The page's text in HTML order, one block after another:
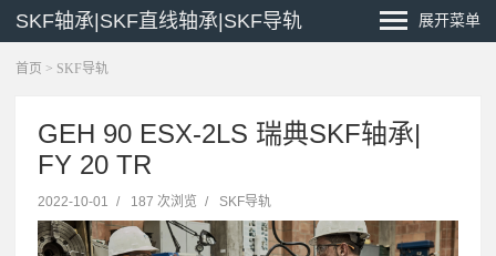
SKF轴承|SKF直线轴承|SKF导轨 展开菜单
首页 > SKF导轨
GEH 90 ESX-2LS 瑞典SKF轴承|
FY 20 TR
2022-10-01 / 187 次浏览 / SKF导轨